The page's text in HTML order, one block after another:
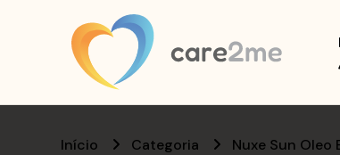
Início Categoria Nuxe Sun Oleo